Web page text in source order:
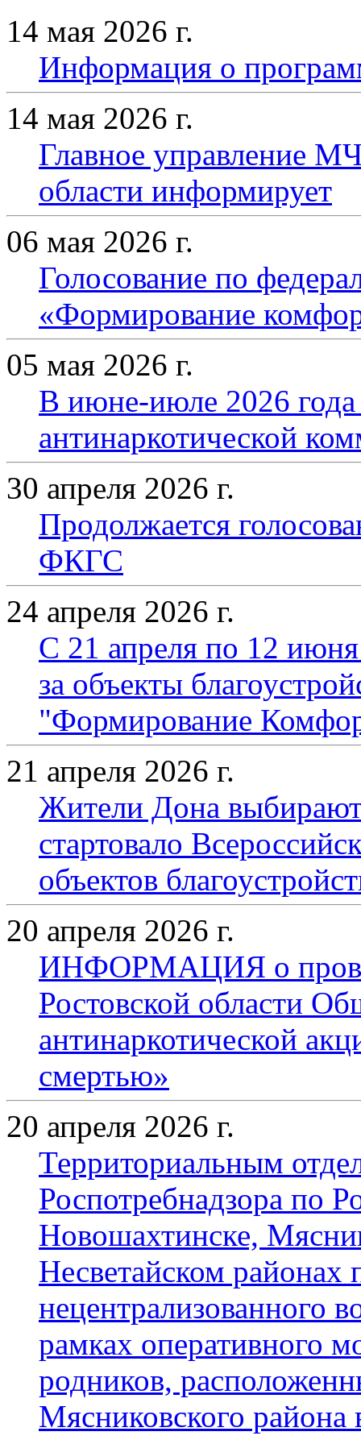
14 мая 2026 г.
Информация о
14 мая 2026 г.
Главное управление
области информирует
06 мая 2026 г.
Голосование по
«Формирование
05 мая 2026 г.
В июне-июле 2026
антинаркотической
30 апреля 2026 г.
Продолжается
ФКГС
24 апреля 2026 г.
С 21 апреля по 12 июня
за объекты
"Формирование
21 апреля 2026 г.
Жители Дона
стартовало
объектов
20 апреля 2026 г.
ИНФОРМАЦИЯ о
Ростовской области
антинаркотической
смертью»
20 апреля 2026 г.
Территориальным
Роспотребнадзора по
Новошахтинске,
Несветайском районах
нецентрализованного
рамках оперативного
родников,
Мясниковского района